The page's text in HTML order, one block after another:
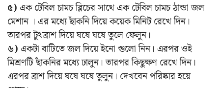
৫) এক টেবিল চামচ ব্লিচের সাথে এক টেবিল চামচ ঠান্ডা জল
মেশান । এর মধ্যে ছাঁকনি দিয়ে কয়েক মিনিট রেখে দিন।
তারপর টুথব্রাশ দিয়ে ঘষে ঘষে তুলে ফেলুন।
৬) একটা বাটিতে জল দিয়ে ইনো গুলো নিন। এরপর ওই
মিশ্রণটি ছাঁকনির মধ্যে ঢালুন। তারপর কিছুক্ষণ রেখে দিন।
এরপর ব্রাশ দিয়ে ঘষে ঘষে তুলুন। দেখবেন পরিষ্কার হয়ে